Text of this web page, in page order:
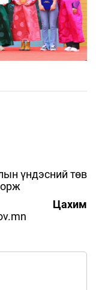
үндэсний төв
1 Цахим